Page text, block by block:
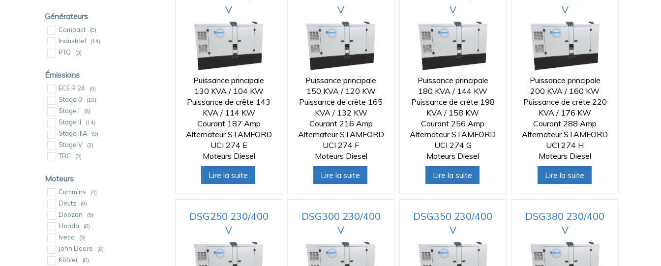
Générateurs
Compact (0)
Industriel (14)
PTO (0)
Émissions
ECE R 24 (0)
Stage 0 (10)
Stage I (8)
Stage II (14)
Stage IIIA (9)
Stage V (2)
TBC (0)
Moteurs
Cummins (4)
Deutz (9)
Doozan (5)
Honda (0)
Iveco (9)
John Deere (8)
Köhler (0)
V
Puissance principale
130 KVA / 104 KW
Puissance de crête 143
KVA / 114 KW
Courant 187 Amp
Alternateur STAMFORD
UCI 274 E
Moteurs Diesel
Lire la suite
V
Puissance principale
150 KVA / 120 KW
Puissance de crête 165
KVA / 132 KW
Courant 216 Amp
Alternateur STAMFORD
UCI 274 F
Moteurs Diesel
Lire la suite
V
Puissance principale
180 KVA / 144 KW
Puissance de crête 198
KVA / 158 KW
Courant 256 Amp
Alternateur STAMFORD
UCI 274 G
Moteurs Diesel
Lire la suite
V
Puissance principale
200 KVA / 160 KW
Puissance de crête 220
KVA / 176 KW
Courant 288 Amp
Alternateur STAMFORD
UCI 274 H
Moteurs Diesel
Lire la suite
DSG250 230/400
V
DSG300 230/400
V
DSG350 230/400
V
DSG380 230/400
V